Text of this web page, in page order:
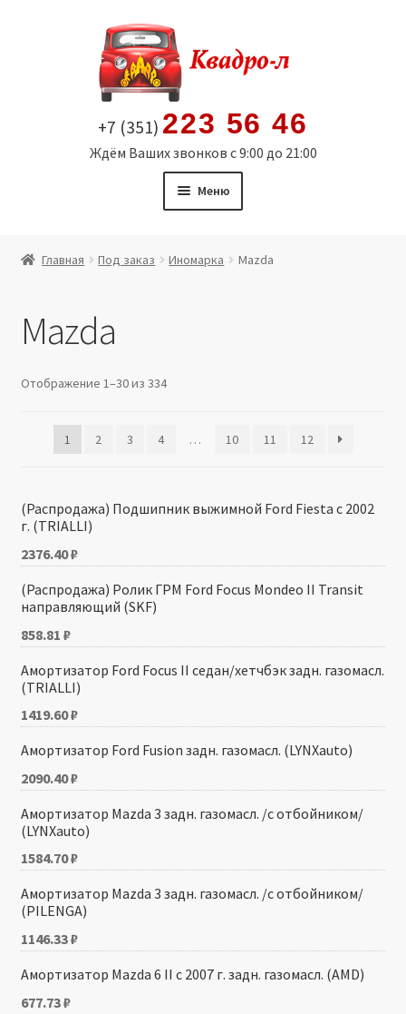
содержимому
+7 (351) 223 56 46
Ждём Ваших звонков с 9:00 до 21:00
Меню
Мой аккаунт
Политика в отношении обработки персональных
Производители
Главная Под заказ Иномарка Mazda
Mazda
Отображение 1–30 из 334
1 2 3 4 … 10 11 12
(Распродажа) Подшипник выжимной Ford Fiesta с 2002
г. (TRIALLI)
2376.40₽
(Распродажа) Ролик ГРМ Ford Focus Mondeo II Transit
направляющий (SKF)
858.81 ₽
Амортизатор Ford Focus II седан/хетчбэк задн. газомасл.
(TRIALLI)
1419.60₽
Амортизатор Ford Fusion задн. газомасл. (LYNXauto)
2090.40₽
Амортизатор Mazda 3 задн. газомасл. /с отбойником/
(LYNXauto)
1584.70₽
Амортизатор Mazda 3 задн. газомасл. /с отбойником/
(PILENGA)
1146.33₽
Амортизатор Mazda 6 II с 2007 г. задн. газомасл. (AMD)
677.73₽